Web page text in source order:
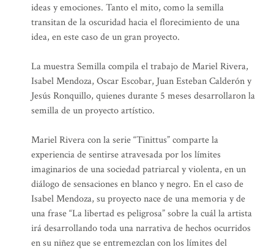
ideas y emociones. Tanto el mito, como la semilla
transitan de la oscuridad hacia el florecimiento de una
idea, en este caso de un gran proyecto.
La muestra Semilla compila el trabajo de Mariel Rivera,
Isabel Mendoza, Oscar Escobar, Juan Esteban Calderón y
Jesús Ronquillo, quienes durante 5 meses desarrollaron la
semilla de un proyecto artístico.
Mariel Rivera con la serie “Tinittus” comparte la
experiencia de sentirse atravesada por los límites
imaginarios de una sociedad patriarcal y violenta, en un
diálogo de sensaciones en blanco y negro. En el caso de
Isabel Mendoza, su proyecto nace de una memoria y de
una frase “La libertad es peligrosa” sobre la cuál la artista
irá desarrollando toda una narrativa de hechos ocurridos
en su niñez que se entremezclan con los límites del